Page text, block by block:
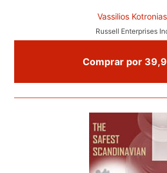
Vassilios Kotronias
Russell Enterprises